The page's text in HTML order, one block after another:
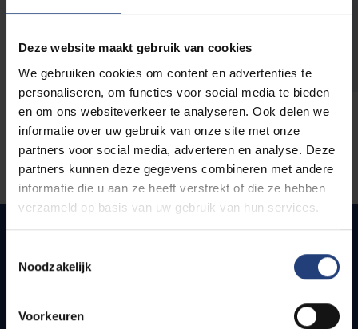
Deze website maakt gebruik van cookies
We gebruiken cookies om content en advertenties te
personaliseren, om functies voor social media te bieden
en om ons websiteverkeer te analyseren. Ook delen we
informatie over uw gebruik van onze site met onze
partners voor social media, adverteren en analyse. Deze
partners kunnen deze gegevens combineren met andere
informatie die u aan ze heeft verstrekt of die ze hebben
verzameld op basis van uw gebruik van hun services.
Noodzakelijk
Voorkeuren
Quick links